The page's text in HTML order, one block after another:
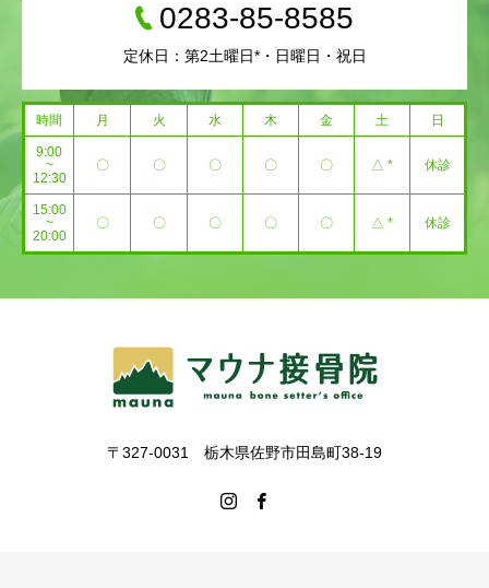
0283-85-8585
定休日：第2土曜日*・日曜日・祝日
時間 月 火 水 木 金 土 日
9:00
~
12:30
〇 〇 〇 〇 〇 △ * 休診
15:00
~
20:00
〇 〇 〇 〇 〇 △ * 休診
〒327-0031 栃木県佐野市田島町38-19